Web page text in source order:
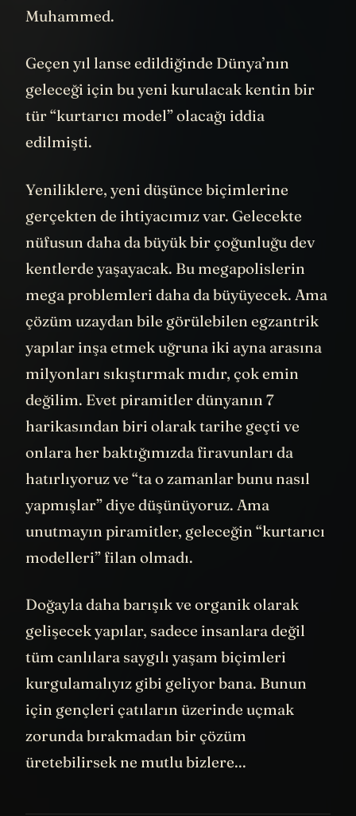
Muhammed.
Geçen yıl lanse edildiğinde Dünya’nın
geleceği için bu yeni kurulacak kentin bir
tür “kurtarıcı model” olacağı iddia
edilmişti.
Yeniliklere, yeni düşünce biçimlerine
gerçekten de ihtiyacımız var. Gelecekte
nüfusun daha da büyük bir çoğunluğu dev
kentlerde yaşayacak. Bu megapolislerin
mega problemleri daha da büyüyecek. Ama
çözüm uzaydan bile görülebilen egzantrik
yapılar inşa etmek uğruna iki ayna arasına
milyonları sıkıştırmak mıdır, çok emin
değilim. Evet piramitler dünyanın 7
harikasından biri olarak tarihe geçti ve
onlara her baktığımızda firavunları da
hatırlıyoruz ve “ta o zamanlar bunu nasıl
yapmışlar” diye düşünüyoruz. Ama
unutmayın piramitler, geleceğin “kurtarıcı
modelleri” filan olmadı.
Doğayla daha barışık ve organik olarak
gelişecek yapılar, sadece insanlara değil
tüm canlılara saygılı yaşam biçimleri
kurgulamalıyız gibi geliyor bana. Bunun
için gençleri çatıların üzerinde uçmak
zorunda bırakmadan bir çözüm
üretebilirsek ne mutlu bizlere...